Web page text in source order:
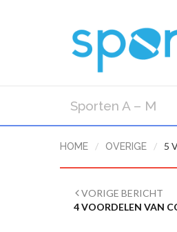
Sporten A – M
HOME / OVERIGE / 5
VORIGE BERICHT
4 VOORDELEN VAN